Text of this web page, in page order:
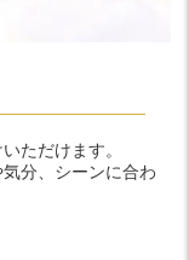
ただけます。
分、シーンに合わ